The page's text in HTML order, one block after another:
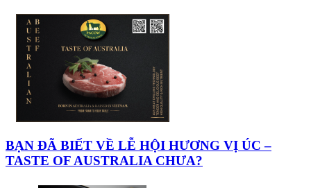
BẠN ĐÃ BIẾT VỀ LỄ HỘI HƯƠNG VỊ ÚC –
TASTE OF AUSTRALIA CHƯA?